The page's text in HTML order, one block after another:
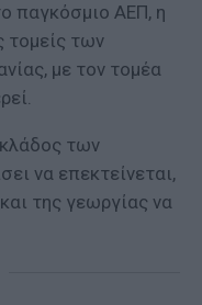
παγκόσμιο ΑΕΠ, η
τομείς των
με τον τομέα
των
να επεκτείνεται,
της γεωργίας να